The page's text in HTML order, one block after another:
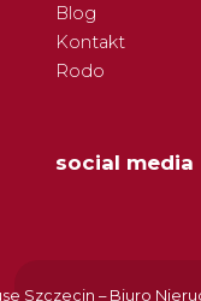
Blog
Kontakt
Rodo
social media
Szczecin – Biuro